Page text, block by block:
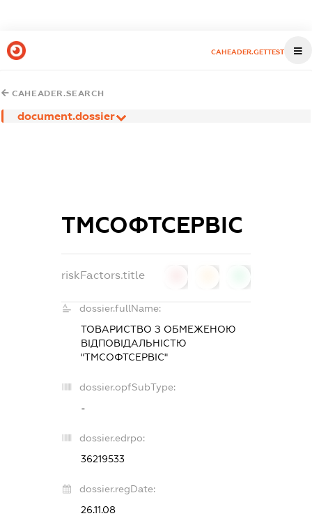
CAHEADER.GETTEST
CAHEADER.SEARCH
document.dossier
ТМСОФТСЕРВІС
riskFactors.title
dossier.fullName:
ТОВАРИСТВО З ОБМЕЖЕНОЮ
ВІДПОВІДАЛЬНІСТЮ
"ТМСОФТСЕРВІС"
dossier.opfSubType:
-
dossier.edrpo:
36219533
dossier.regDate:
26.11.08